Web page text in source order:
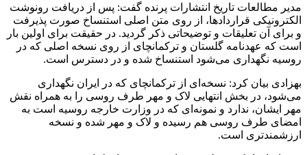
مدیر مطالعات تاریخ انتشارات پرنده گفت: پس از دریافت رونوشت
الکترونیکی قراردادها، از روی متن اصلی استنساخ صورت پذیرفت
و برای آن تعلیقات و توضیحاتی ذکر گردید. در حقیقت برای اولین بار
است که عهدنامه گلستان و ترکمانچای از روی نسخه اصلی که در
روسیه نگهداری می‌شود استنساخ شده و در دسترس است.
بهزادی بیان کرد: نسخه‌ای از ترکمانچای که در ایران نگهداری
می‌شود، در بخش انتهایی لاک و مهر طرف روسی را به همراه نقش
مهر ایشان، ندارد و نمونه‌ای که در وزارت خارجه روسیه است به
امضای طرف روسی هم رسیده و لاک و مهر شده و نسخه
ارزشمندتری است.